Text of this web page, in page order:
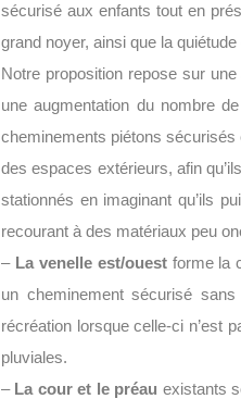
sécurisé aux enfants tout en
grand noyer, ainsi que la
Notre proposition repose sur
une augmentation du nombre
cheminements piétons sécurisés
des espaces extérieurs, afin
stationnés en imaginant qu’ils
recourant à des matériaux peu
– La venelle est/ouestforme la
un cheminement sécurisé
récréation lorsque celle-ci n’est
pluviales.
– La cour et le préau existants